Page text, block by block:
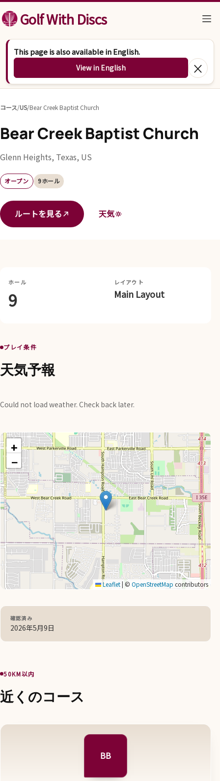
コンテンツへスキップ
Golf With Discs
This page is also available in English.
View in English ×
コース/US/Bear Creek Baptist Church
Bear Creek Baptist Church
Glenn Heights, Texas, US
オープン 9ホール
ルートを見る 天気
ホール
9
レイアウト
Main Layout
プレイ条件
天気予報
Could not load weather. Check back later.
+
−
Leaflet ©OpenStreetMap contributors
確認済み
2026年5月9日
50KM以内
近くのコース
BB